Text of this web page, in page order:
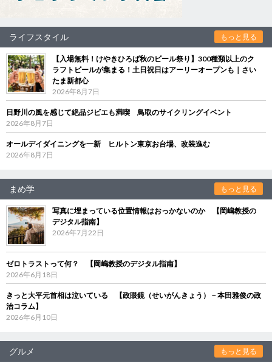
ライフスタイル もっと見る
【入場無料！けやきひろば秋のビール祭り】300種類以上のク
ラフトビールが集まる！土日祝日はアーリーオープンも｜さい
たま新都心
2026年8月7日
日野川の風を感じて絶品ジビエも満喫 鳥取のサイクリングイベント
2026年8月7日
オールデイダイニングを一新 ヒルトン東京お台場、改装進む
2026年8月7日
まめ学 もっと見る
写真に埋まっている位置情報はおっかないのか 【岡嶋教授の
デジタル指南】
2026年7月22日
ゼロトラストって何？ 【岡嶋教授のデジタル指南】
2026年6月18日
きっと大平元首相は泣いている 【政眼鏡（せいがんきょう）－本田雅俊の政
治コラム】
2026年6月10日
グルメ もっと見る